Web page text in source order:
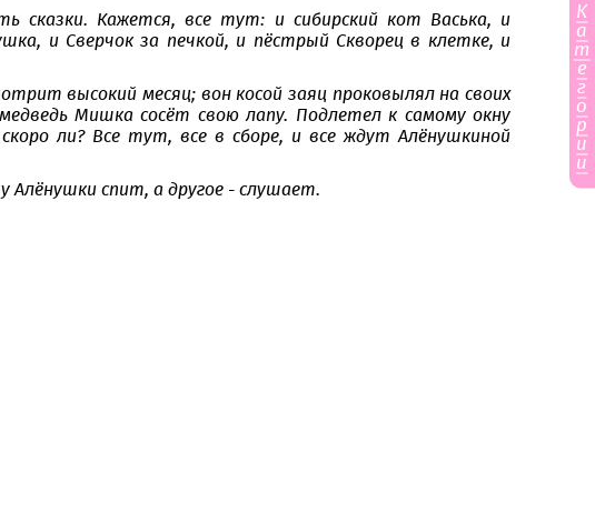
сказки. Кажется, все тут: и сибирский кот Васька, и
и Сверчок за печкой, и пёстрый Скворец в клетке, и
высокий месяц; вон косой заяц проковылял на своих
Мишка сосёт свою лапу. Подлетел к самому окну
ли? Все тут, все в сборе, и все ждут Алёнушкиной
Алёнушки спит, а другое - слушает.
К
а
т
е
г
о
р
и
и